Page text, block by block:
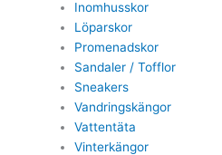
Inomhusskor
Löparskor
Promenadskor
Sandaler / Tofflor
Sneakers
Vandringskängor
Vattentäta
Vinterkängor